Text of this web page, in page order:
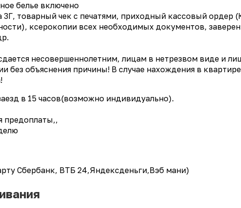
белье включено
товарный чек с печатями, приходный кассовый ордер
ксерокопии всех необходимых документов,
несовершеннолетним, лицам в нетрезвом виде и
без объяснения причины! В случае нахождения в
в 15 часов(возможно индивидуально).
предоплаты,,
Сбербанк, ВТБ 24,Яндексденьги,Вэб мани)